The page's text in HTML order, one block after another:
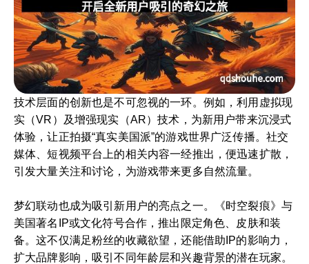
技术层面的创新也是不可忽视的一环。例如，利用虚拟现
实（VR）及增强现实（AR）技术，为新用户带来沉浸式
体验，让正拍摄“真实美国派”的游戏世界广泛传播。社交
媒体、短视频平台上的相关内容一经推出，便迅速扩散，
引发大量关注和讨论，为游戏带来更多自然流量。
梦幻联动也成为吸引新用户的亮点之一。《时空裂痕》与
美国著名IP或文化符号合作，推出限定角色、皮肤和装
备。这不仅满足粉丝的收藏欲望，还能借助IP的影响力，
扩大品牌影响，吸引不同年龄层和兴趣背景的潜在玩家。